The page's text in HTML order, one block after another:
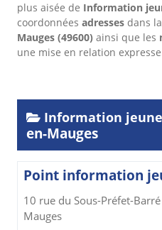
plus aisée de Information
coordonnées adresses dans
Mauges (49600) ainsi que les
une mise en relation
Information
en-Mauges
Point information
10 rue du Sous-Préfet-
Mauges